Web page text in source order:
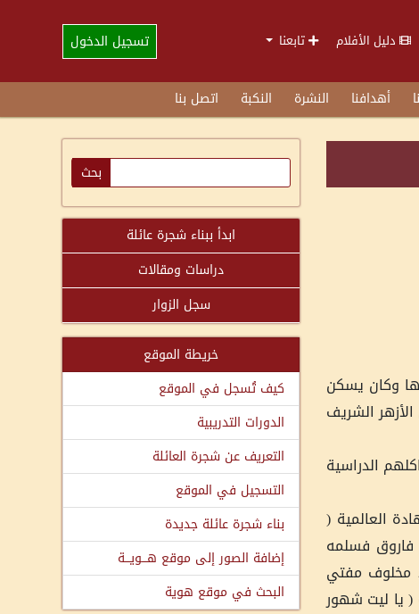
دليل الأفلام تابعنا تسجيل الدخول
أهدافنا النشرة النكبة اتصل بنا
1922م وقضى أيام طفولته فيها وكان يسكن
الشريف
الدراسية
الشهادة العالمية (
فاروق فسلمه
مخلوف مفتي
( يا ليت شهور
ابدأ ببناء شجرة عائلة
دراسات ومقالات
سجل الزوار
خريطة الموقع
كيف تُسجل في الموقع
الدورات التدريبية
التعريف عن شجرة العائلة
التسجيل في الموقع
بناء شجرة عائلة جديدة
إضافة الصور إلى موقع هـــويـــة
البحث في موقع هوية